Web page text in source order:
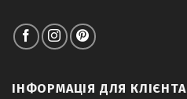
ІНФОРМАЦІЯ ДЛЯ КЛІЄНТА